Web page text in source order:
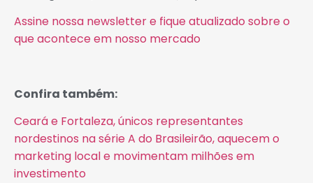
Assine nossa newsletter e fique atualizado sobre o
que acontece em nosso mercado
Confira também:
Ceará e Fortaleza, únicos representantes
nordestinos na série A do Brasileirão, aquecem o
marketing local e movimentam milhões em
investimento